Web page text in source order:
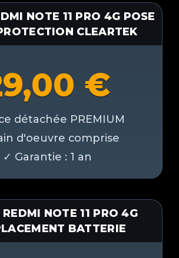
NOTE 11 PRO 4G POSE
CLEARTEK
€
NOTE 11 PRO 4G
BATTERIE